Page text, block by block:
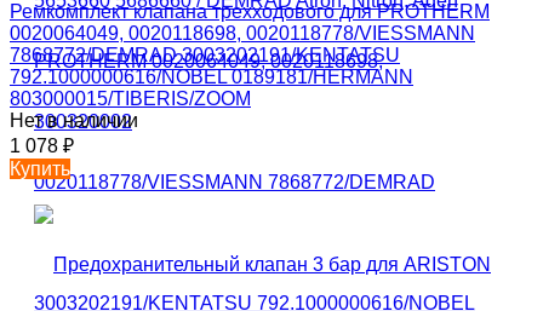
Ремкомплект клапана трехходового для PROTHERM
0020064049, 0020118698, 0020118778/VIESSMANN
7868772/DEMRAD 3003202191/KENTATSU
792.1000000616/NOBEL 0189181/HERMANN
803000015/TIBERIS/ZOOM
Нет в наличии
1 078 ₽
Купить